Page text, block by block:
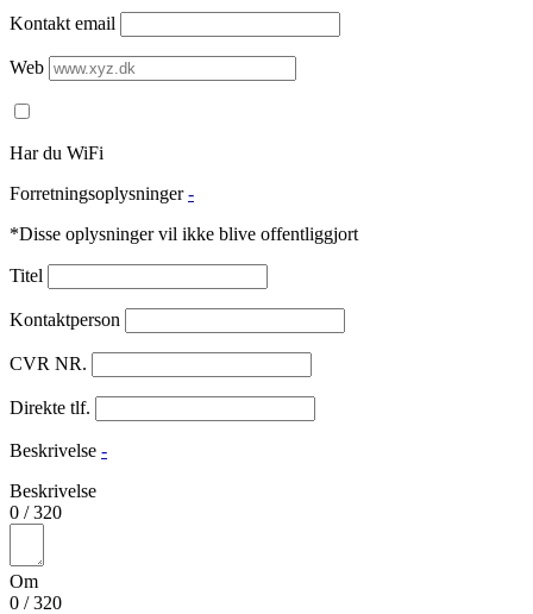
Kontakt email
Web
Har du WiFi
Forretningsoplysninger -
*Disse oplysninger vil ikke blive offentliggjort
Titel
Kontaktperson
CVR NR.
Direkte tlf.
Beskrivelse -
Beskrivelse
0 /320
Om
0 /320